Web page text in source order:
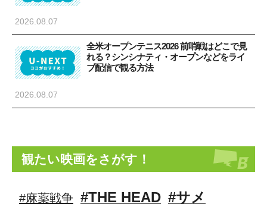
2026.08.07
全米オープンテニス2026 前哨戦はどこで見
れる？シンシナティ・オープンなどをライ
ブ配信で観る方法
2026.08.07
観たい映画をさがす！
#麻薬戦争 #THE HEAD #サメ